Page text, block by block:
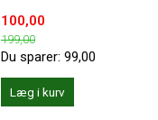
100,00
199,00
Du sparer: 99,00
Læg i kurv